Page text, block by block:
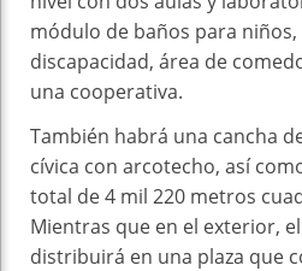
módulo de baños para
discapacidad, área de
una cooperativa.
También habrá una cancha
cívica con arcotecho, así
total de 4 mil 220 metros
Mientras que en el exterior,
distribuirá en una plaza que